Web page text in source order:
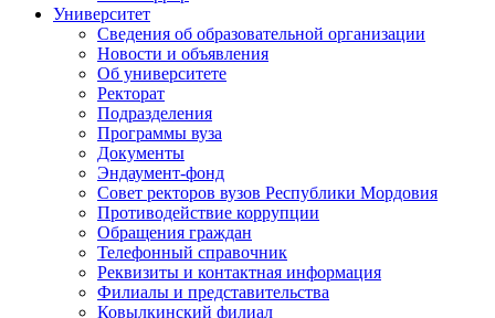
Университет
Сведения об образовательной организации
Новости и объявления
Об университете
Ректорат
Подразделения
Программы вуза
Документы
Эндаумент-фонд
Совет ректоров вузов Республики Мордовия
Противодействие коррупции
Обращения граждан
Телефонный справочник
Реквизиты и контактная информация
Филиалы и представительства
Ковылкинский филиал